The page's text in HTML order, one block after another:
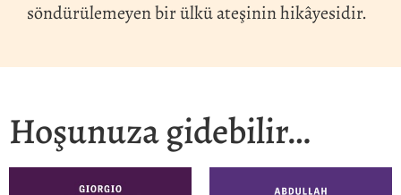
söndürülemeyen bir ülkü ateşinin hikâyesidir.
Hoşunuza gidebilir…